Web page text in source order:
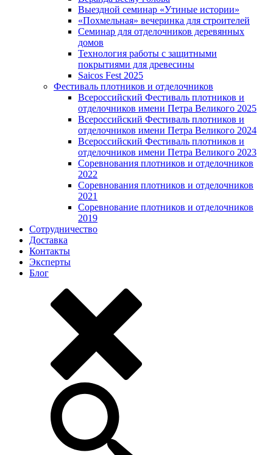
Выездной семинар «Утиные истории»
«Похмельная» вечеринка для строителей
Семинар для отделочников деревянных
домов
Технология работы с защитными
покрытиями для древесины
Saicos Fest 2025
Фестиваль плотников и отделочников
Всероссийский Фестиваль плотников и
отделочников имени Петра Великого 2025
Всероссийский Фестиваль плотников и
отделочников имени Петра Великого 2024
Всероссийский Фестиваль плотников и
отделочников имени Петра Великого 2023
Соревнования плотников и отделочников
2022
Соревнования плотников и отделочников
2021
Соревнование плотников и отделочников
2019
Сотрудничество
Доставка
Контакты
Эксперты
Блог